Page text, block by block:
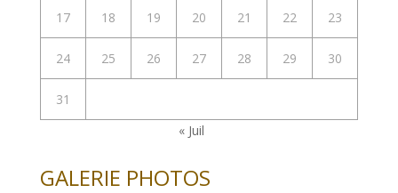
17 18 19 20 21 22 23
24 25 26 27 28 29 30
31
« Juil
GALERIE PHOTOS